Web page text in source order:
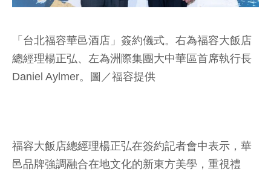
「台北福容華邑酒店」簽約儀式。右為福容大飯店
總經理楊正弘、左為洲際集團大中華區首席執行長
Daniel Aylmer。圖／福容提供
福容大飯店總經理楊正弘在簽約記者會中表示，華
邑品牌強調融合在地文化的新東方美學，重視禮